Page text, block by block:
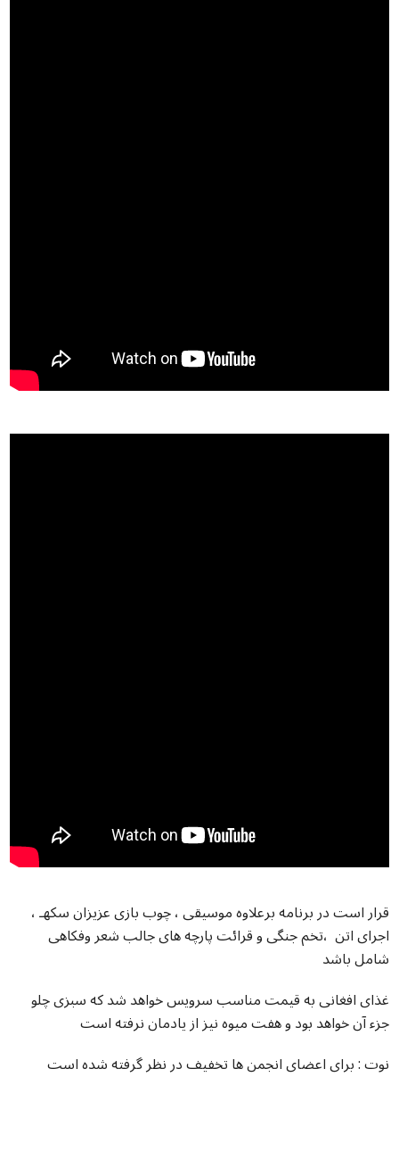
اجرای اتن ،تخم جنگی و قرائت پارچه های جالب شعر وفکاهی
شامل باشد
غذای افغانی به قیمت مناسب سرویس خواهد شد که سبزی چلو
جزء آن خواهد بود و هفت میوه نیز از یادمان نرفته است
نوت : برای اعضای انجمن ها تخفیف در نظر گرفته شده است